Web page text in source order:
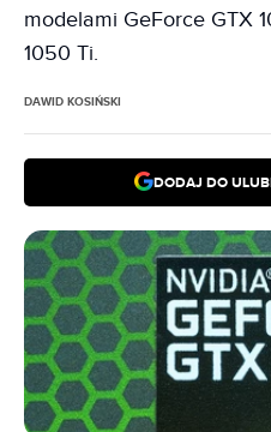
modelami GeForce GTX
1050 Ti.
DAWID KOSIŃSKI
DODAJ DO